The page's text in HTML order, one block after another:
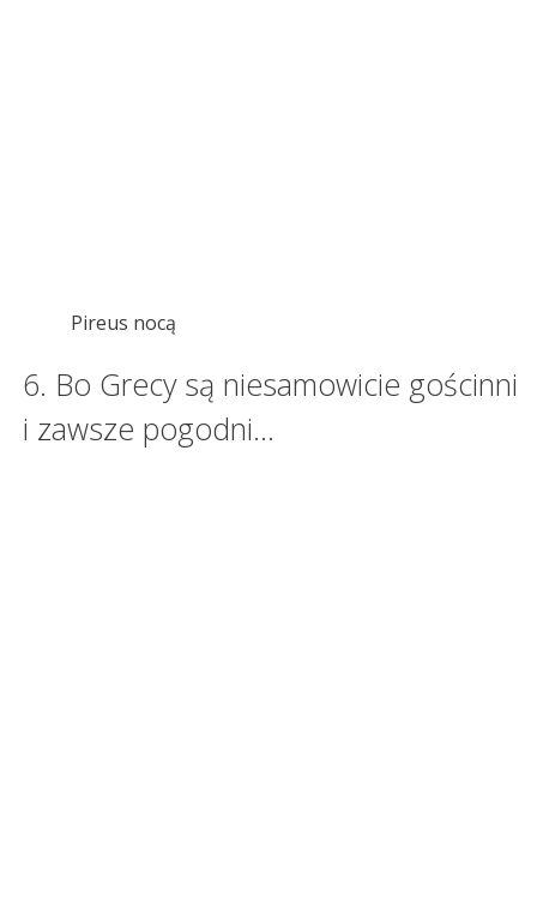
Pireus nocą
6. Bo Grecy są niesamowicie gościnni
i zawsze pogodni…